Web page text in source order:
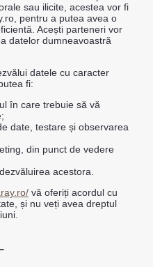
sau ilicite, acestea vor fi
pentru a putea avea o
Acești parteneri vor
datelor dumneavoastră
datele cu caracter
fi:
în care trebuie să vă
date, testare și observarea
din punct de vedere
acestora.
vă oferiți acordul cu
și nu veți avea dreptul